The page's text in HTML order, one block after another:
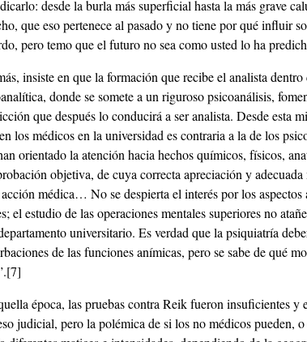
desde la burla más superficial hasta la más grave
que eso pertenece al pasado y no tiene por qué influir
pero temo que el futuro no sea como usted lo ha
insiste en que la formación que recibe el analista dentro
donde se somete a un riguroso psicoanálisis,
que después lo conducirá a ser analista. Desde esta
los médicos en la universidad es contraria a la de los
orientado la atención hacia hechos químicos, físicos,
objetiva, de cuya correcta apreciación y
médica… No se despierta el interés por los aspectos
el estudio de las operaciones mentales superiores no
universitario. Es verdad que la psiquiatría
de las funciones anímicas, pero se sabe de qué
[7]
época, las pruebas contra Reik fueron insuficientes
judicial, pero la polémica de si los no médicos pueden,